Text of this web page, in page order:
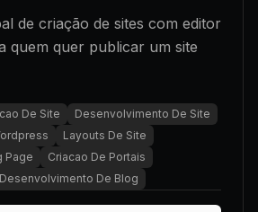
de criação de sites com editor
quem quer publicar um site
De Site
Desenvolvimento De Site
Layouts De Site
Page
Criacao De Portais
Desenvolvimento De Blog